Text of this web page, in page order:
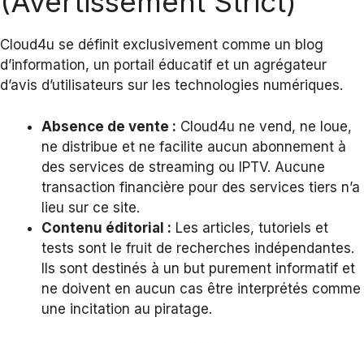
Cloud4u se définit exclusivement comme un blog
d’information, un portail éducatif et un agrégateur
d’avis d’utilisateurs sur les technologies numériques.
Absence de vente : Cloud4u ne vend, ne loue,
ne distribue et ne facilite aucun abonnement à
des services de streaming ou IPTV. Aucune
transaction financière pour des services tiers n’a
lieu sur ce site.
Contenu éditorial : Les articles, tutoriels et
tests sont le fruit de recherches indépendantes.
Ils sont destinés à un but purement informatif et
ne doivent en aucun cas être interprétés comme
une incitation au piratage.